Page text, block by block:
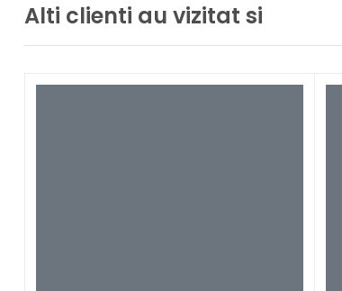
Alti clienti au vizitat si